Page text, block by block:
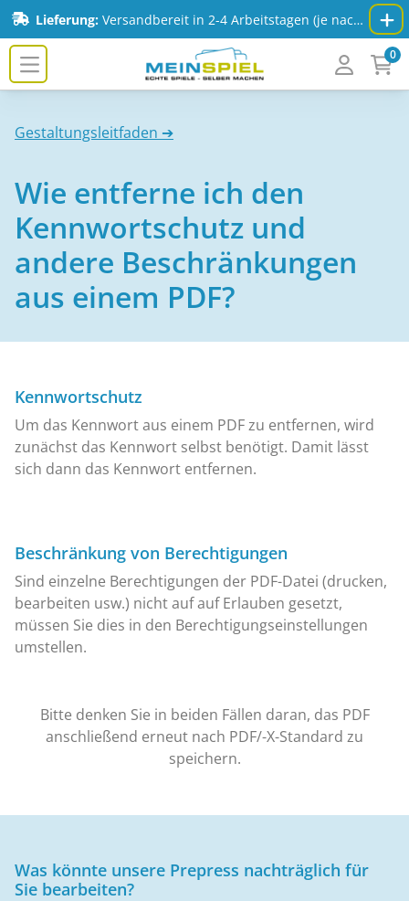
Zum Inhalt springen
Lieferung:Versandbereit in 2-4 Arbeitstagen (je nach Spiel & Auflage) - Mehr Infos:
MeinSpiel.de 0
Gestaltungsleitfaden ➔
Wie entferne ich den
Kennwortschutz und
andere Beschränkungen
aus einem PDF?
Kennwortschutz
Um das Kennwort aus einem PDF zu entfernen, wird
zunächst das Kennwort selbst benötigt. Damit lässt
sich dann das Kennwort entfernen.
Beschränkung von Berechtigungen
Sind einzelne Berechtigungen der PDF-Datei (drucken,
bearbeiten usw.) nicht auf auf Erlauben gesetzt,
müssen Sie dies in den Berechtigungseinstellungen
umstellen.
Bitte denken Sie in beiden Fällen daran, das PDF
anschließend erneut nach PDF/-X-Standard zu
speichern.
Was könnte unsere Prepress nachträglich für
Sie bearbeiten?